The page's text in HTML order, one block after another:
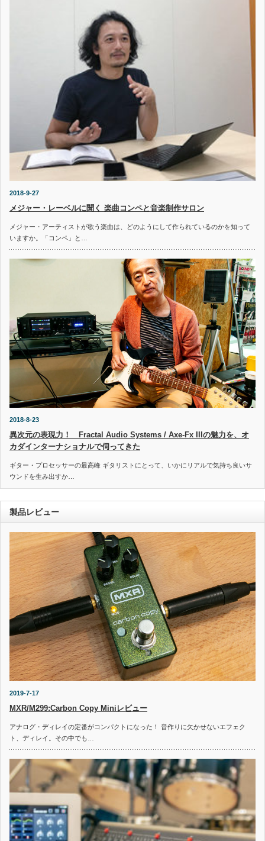
2018-9-27
メジャー・レーベルに聞く 楽曲コンペと音楽制作サロン
メジャー・アーティストが歌う楽曲は、どのようにして作られているのかを知って
いますか。「コンペ」と…
2018-8-23
異次元の表現力！ Fractal Audio Systems / Axe-Fx IIIの魅力を、オ
カダインターナショナルで伺ってきた
ギター・プロセッサーの最高峰 ギタリストにとって、いかにリアルで気持ち良いサ
ウンドを生み出すか…
製品レビュー
2019-7-17
MXR/M299:Carbon Copy Miniレビュー
アナログ・ディレイの定番がコンパクトになった！ 音作りに欠かせないエフェク
ト、ディレイ。その中でも…